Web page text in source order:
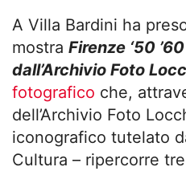
A Villa Bardini ha
mostra Firenze ‘50
dall’Archivio Foto
fotografico che,
dell’Archivio Foto
iconografico tutelato
Cultura – ripercorre